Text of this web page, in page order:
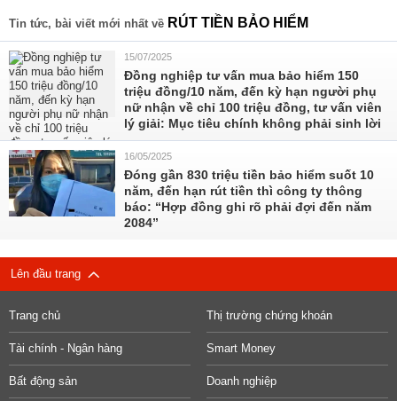
Tin tức, bài viết mới nhất về RÚT TIỀN BẢO HIỂM
15/07/2025
Đồng nghiệp tư vấn mua bảo hiểm 150
triệu đồng/10 năm, đến kỳ hạn người phụ
nữ nhận về chỉ 100 triệu đồng, tư vấn viên
lý giải: Mục tiêu chính không phải sinh lời
16/05/2025
Đóng gần 830 triệu tiền bảo hiểm suốt 10
năm, đến hạn rút tiền thì công ty thông
báo: “Hợp đồng ghi rõ phải đợi đến năm
2084”
Lên đầu trang
Trang chủ Thị trường chứng khoán
Tài chính - Ngân hàng Smart Money
Bất động sản Doanh nghiệp